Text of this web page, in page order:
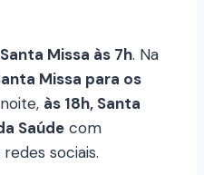
Santa Missa às 7h. Na
Missa para os
às 18h, Santa
Saúde com
sociais.